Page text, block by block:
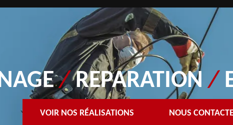
/REPARATION/
VOIR NOS RÉALISATIONS NOUS